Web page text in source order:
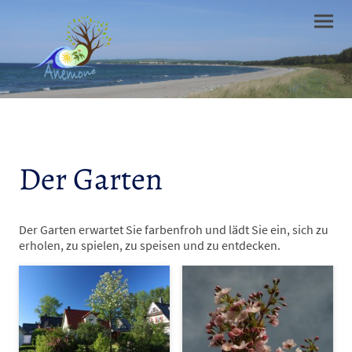
Der Garten
Der Garten erwartet Sie farbenfroh und lädt Sie ein, sich zu
erholen, zu spielen, zu speisen und zu entdecken.